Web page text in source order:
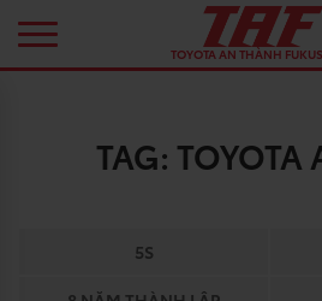
TOYOTA AN THÀNH
TAG: TOYOTA
5S